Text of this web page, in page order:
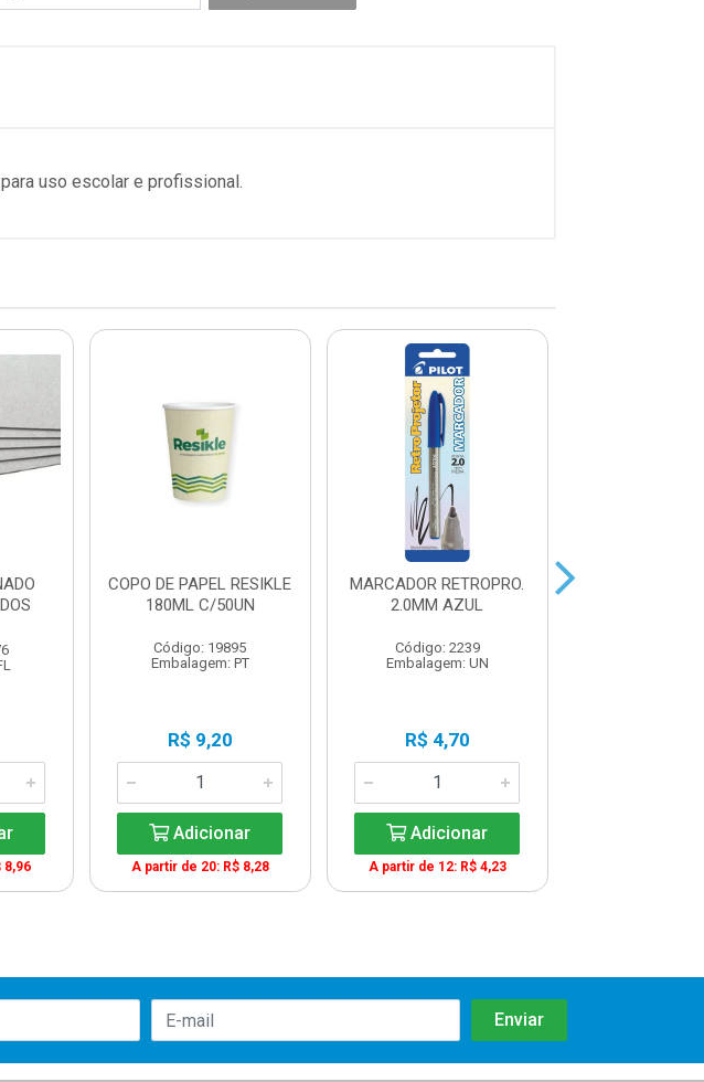
uso escolar e profissional.
8,96
COPO DE PAPEL RESIKLE
180ML C/50UN
Código: 19895
Embalagem: PT
R$ 9,20
Adicionar
A partir de 20: R$ 8,28
MARCADOR RETROPRO.
2.0MM AZUL
Código: 2239
Embalagem: UN
R$ 4,70
Adicionar
A partir de 12: R$ 4,23